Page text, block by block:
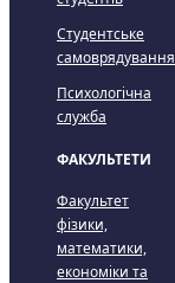
Студентське
самоврядування
Психологічна
служба
ФАКУЛЬТЕТИ
Факультет
фізики,
математики,
економіки та